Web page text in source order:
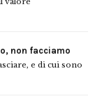
non facciamo
e di cui sono